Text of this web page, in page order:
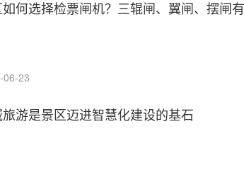
何选择检票闸机？三辊闸、翼闸、摆闸有
06-23
游是景区迈进智慧化建设的基石